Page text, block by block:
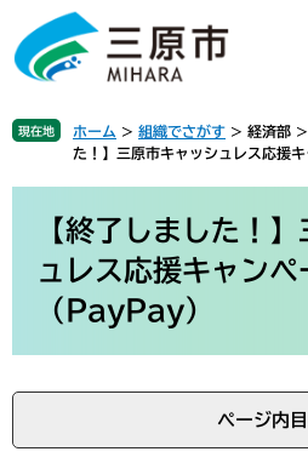
ジ
頭
す
ュ
飛
し
現在地 ホーム > 組織でさがす > 経済部 >
た！】三原市キャッシュレス応援
【終了しました！
ュレス応援キャンペ
（PayPay）
ページ内